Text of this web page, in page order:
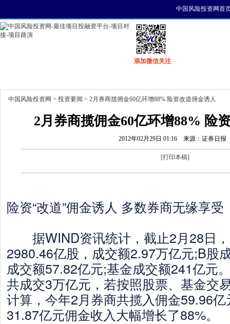
中国风险投资网首
添加微信关注
中国风险投资网 > 投资要闻 > 2月券商揽佣金60亿环增88% 险资改道佣金诱人
2月券商揽佣金60亿环增88% 险
2012年02月29日 01:16 来源：证券日报
[打印本稿]
险资“改道”佣金诱人 多数券商无缘享受
据WIND资讯统计，截止2月28日
2980.46亿股，成交额2.97万亿元;B股
成交额57.82亿元;基金成交额241亿元
共成交3万亿元，若按照股票、基金交
计算，今年2月券商共揽入佣金59.96
31.87亿元佣金收入大幅增长了88%。